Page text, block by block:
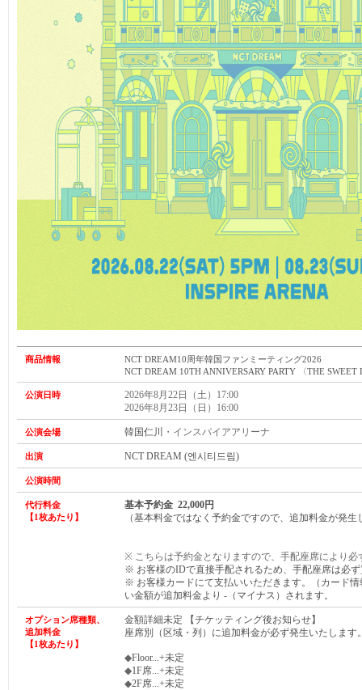
商品情報
NCT DREAM10周年韓国ファンミーティング2026
NCT DREAM 10TH ANNIVERSARY PARTY 〈THE SWEET
公演日時
2026年8月22日（土）17:00
2026年8月23日（日）16:00
公演会場 韓国仁川 ・インスパイアアリーナ
出演 NCT DREAM (엔시티드림)
公演時間
代行料金
【1枚あたり】
基本予約金 22,000円
（基本料金ではなく予約金ですので、追加料金が発生
※ こちらは予約金となりますので、手配座席により必
※ お客様のIDで直接手配されるため、手配座席は必ず
※ お客様カードにて支払いいただきます。（カード
い金額が追加料金より -（マイナス）されます。
オプション席種類、
追加料金
【1枚あたり】
金額詳細未定 【チケッティング後お知らせ】
座席別（区域・列）に追加料金が必ず発生いたします
◆Floor...+未定
◆1F席...+未定
◆2F席...+未定